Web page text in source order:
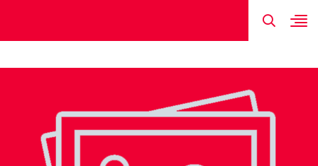
KẾT QUẢ
NGUYỄN